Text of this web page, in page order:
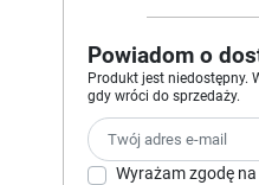
Powiadom o
Produkt jest niedostępny.
gdy wróci do sprzedaży.
Wyrażam zgodę